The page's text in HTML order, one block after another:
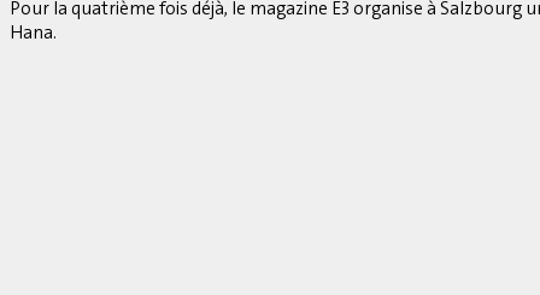
Pour la quatrième fois déjà, le magazine E3 organise à
Hana.